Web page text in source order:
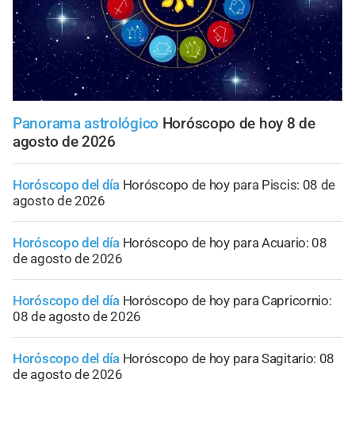
Panorama astrológico Horóscopo de hoy 8 de
agosto de 2026
Horóscopo del día Horóscopo de hoy para Piscis: 08 de
agosto de 2026
Horóscopo del día Horóscopo de hoy para Acuario: 08
de agosto de 2026
Horóscopo del día Horóscopo de hoy para Capricornio:
08 de agosto de 2026
Horóscopo del día Horóscopo de hoy para Sagitario: 08
de agosto de 2026